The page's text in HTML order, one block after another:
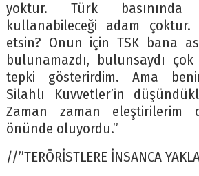
yoktur. Türk
kullanabileceği adam
etsin? Onun için TSK bana
bulunamazdı, bulunsaydı
tepki gösterirdim. Ama
Silahlı Kuvvetler’in
Zaman zaman eleştirilerim
önünde oluyordu.”
//”TERÖRİSTLERE İNSANCA